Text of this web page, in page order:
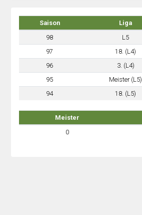
Saison Liga
98
L5
97
18. (L4)
96
3. (L4)
95
Meister (L5)
94
18. (L5)
Meister
0